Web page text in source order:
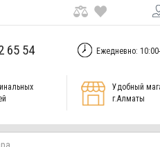
65 54 Ежедневно:
Удобный
г.Алматы